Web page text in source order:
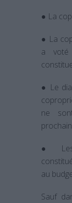
● La
● La
a voté
● Le
ne
● Les
au
Sauf